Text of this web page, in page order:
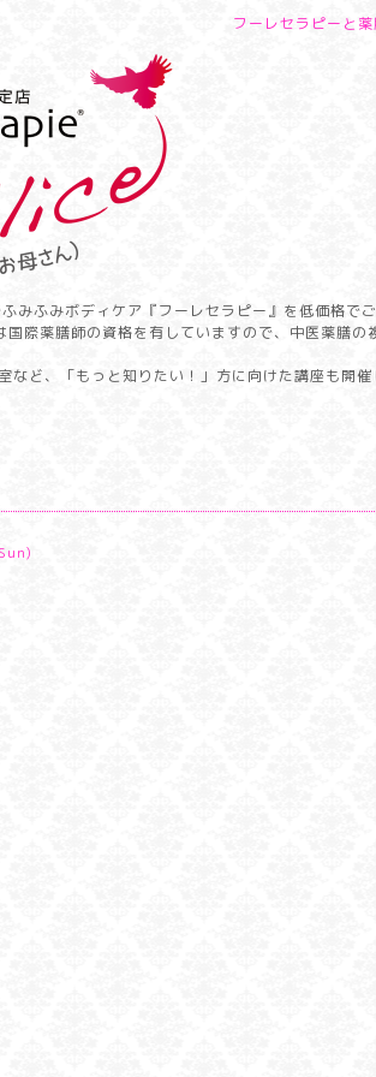
フーレセラピーと
ふみボディケア『フーレセラピー』を低価格でご
際薬膳師の資格を有していますので、中医薬膳
ど、「もっと知りたい！」方に向けた講座も開催